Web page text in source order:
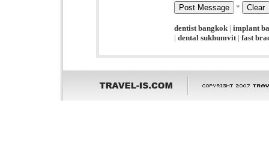
*
dentist bangkok| implant
| dental sukhumvit| fast